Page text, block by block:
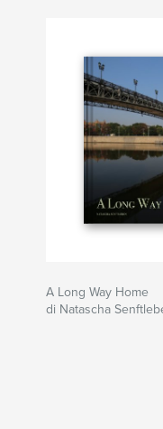
A Long Way Home
di Natascha